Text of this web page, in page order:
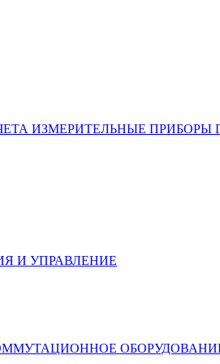
ИЗМЕРИТЕЛЬНЫЕ ПРИБОРЫ
И УПРАВЛЕНИЕ